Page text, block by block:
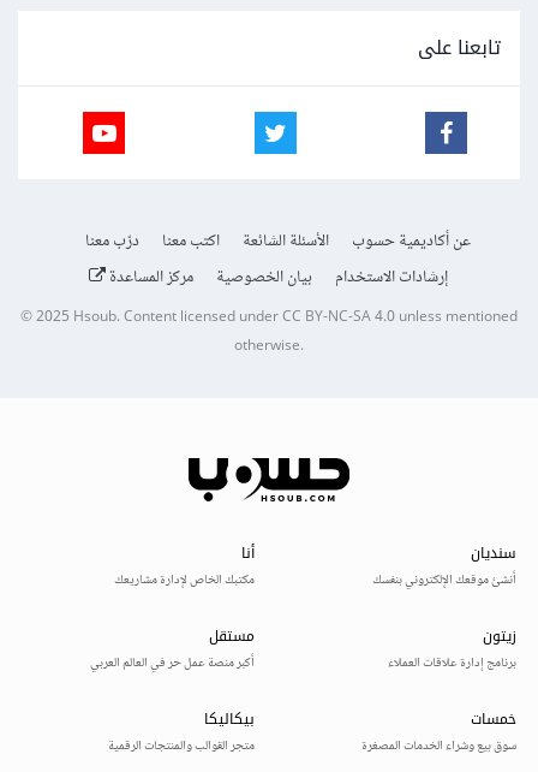
تابعنا على
عن أكاديمية حسوب الأسئلة الشائعة اكتب معنا
درّب معنا
إرشادات الاستخدام
بيان الخصوصية مركز المساعدة
© 2025Hsoub.Content licensed underCC BY-NC-SA 4.0unless mentioned
otherwise.